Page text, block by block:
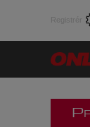
Registrér
P